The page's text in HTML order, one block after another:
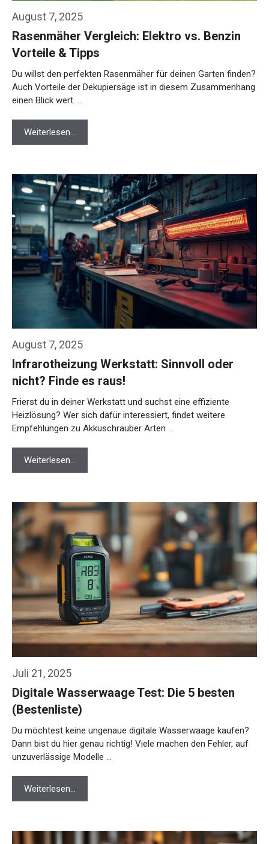
August 7, 2025
Rasenmäher Vergleich: Elektro vs. Benzin
Vorteile & Tipps
Du willst den perfekten Rasenmäher für deinen Garten finden?
Auch Vorteile der Dekupiersäge ist in diesem Zusammenhang
einen Blick wert. …
Weiterlesen…
August 7, 2025
Infrarotheizung Werkstatt: Sinnvoll oder
nicht? Finde es raus!
Frierst du in deiner Werkstatt und suchst eine effiziente
Heizlösung? Wer sich dafür interessiert, findet weitere
Empfehlungen zu Akkuschrauber Arten …
Weiterlesen…
Juli 21, 2025
Digitale Wasserwaage Test: Die 5 besten
(Bestenliste)
Du möchtest keine ungenaue digitale Wasserwaage kaufen?
Dann bist du hier genau richtig! Viele machen den Fehler, auf
unzuverlässige Modelle …
Weiterlesen…